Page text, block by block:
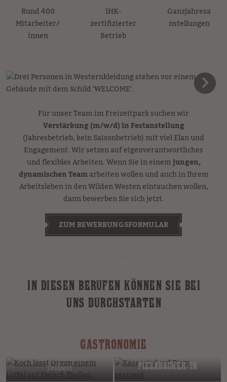
Rund 400
Mitarbeiter/
innen
IHK-
zertifizierter
Betrieb
Ganzjahresa
nstellungen
Für unser Team im Freizeitpark suchen wir
Verstärkung (m/w/d) in Festanstellung
(Jahresbetrieb, kein Saisonbetrieb) mit viel Elan und
Engagement. Wir setzen auf eigenverantwortliches
und flexibles Arbeiten. Wenn Sie in einemjungen,
dynamischen Teamarbeiten wollen und auch in Ihrem
Arbeitsleben in den Wilden Westen eintauchen wollen,
dann bewerben Sie sich jetzt.
ZUM BEWERBUNGSFORMULAR
IN DIESEN BERUFEN KÖNNEN SIE BEI
UNS DURCHSTARTEN
GASTRONOMIE
KOCH/KÖCHIN
Voll- und/oder
Teilzeit PIZZABÄCKER/IN